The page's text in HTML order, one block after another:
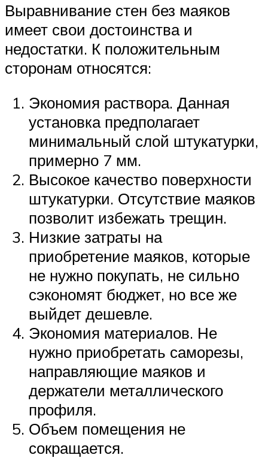
Выравнивание стен без маяков
имеет свои достоинства и
недостатки. К положительным
сторонам относятся:
Экономия раствора. Данная
установка предполагает
минимальный слой штукатурки,
примерно 7 мм.
Высокое качество поверхности
штукатурки. Отсутствие маяков
позволит избежать трещин.
Низкие затраты на
приобретение маяков, которые
не нужно покупать, не сильно
сэкономят бюджет, но все же
выйдет дешевле.
Экономия материалов. Не
нужно приобретать саморезы,
направляющие маяков и
держатели металлического
профиля.
Объем помещения не
сокращается.